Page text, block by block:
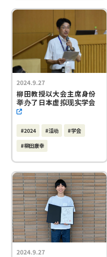
2024.9.27
柳田教授以大会主席身份
举办了日本虚拟现实学会
#2024 #活动 #学会
#柳田康幸
2024.9.27